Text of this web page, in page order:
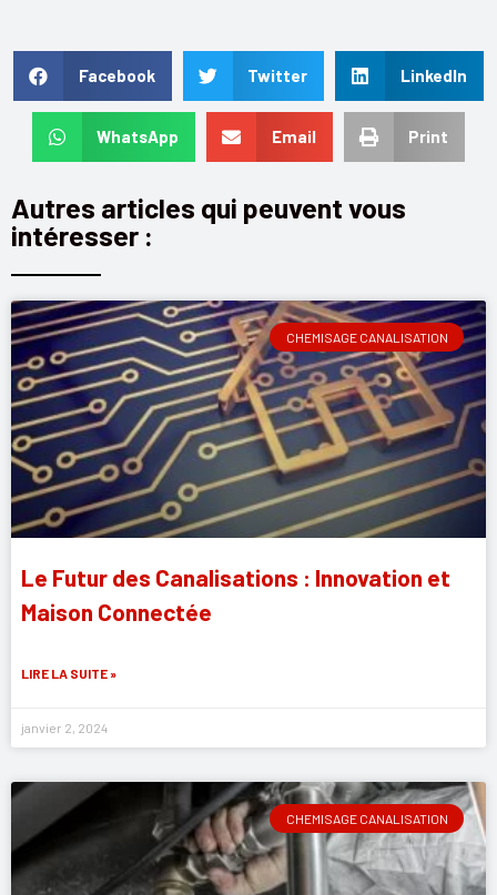
Facebook Twitter LinkedIn
WhatsApp Email Print
Autres articles qui peuvent vous
intéresser :
CHEMISAGE CANALISATION
Le Futur des Canalisations : Innovation et
Maison Connectée
LIRE LA SUITE »
janvier 2, 2024
CHEMISAGE CANALISATION